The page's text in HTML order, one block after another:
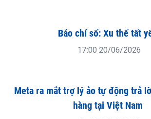
lược quốc gia về khởi nghiệp
16:59 21/06/2026
Tự chủ chiến lược là sống còn
16:57 21/06/2026